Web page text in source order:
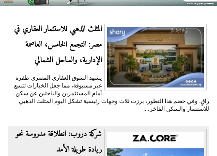
المثلث الذهبي للاستثمار العقاري في
مصر: التجمع الخامس، العاصمة
الإدارية، والساحل الشمالي
يشهد السوق العقاري المصري طفرة
غير مسبوقة، مما جعل الخيارات تتسع
أمام المستثمرين والباحثين عن سكن
راقٍ. وفي خضم هذا التطور، برزت ثلاث وجهات رئيسية تشكل اليوم المثلث الذهبي
للاستثمار والسكن الفاخر،...
شركة دروب: انطلاقة مدروسة نحو
ريادة طويلة الأمد